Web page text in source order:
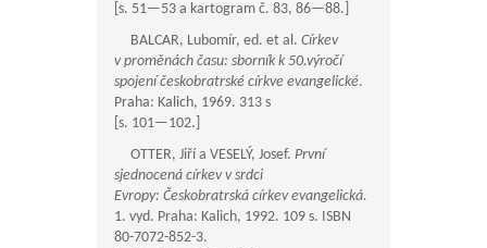
[s. 51—53 a kartogram č. 83, 86—88.]
BALCAR, Lubomír, ed. et al. Církev
v proměnách času: sborník k 50.výročí
spojení českobratrské církve evangelické.
Praha: Kalich, 1969. 313 s
[s. 101—102.]
OTTER, Jiří a VESELÝ, Josef. První
sjednocená církev v srdci
Evropy: Českobratrská církev evangelická.
1. vyd. Praha: Kalich, 1992. 109 s. ISBN
80-7072-852-3.